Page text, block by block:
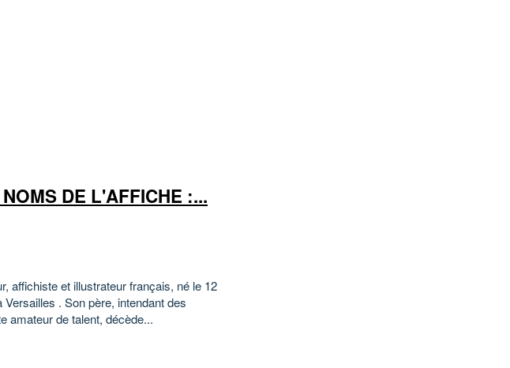
DE L'AFFICHE :...
affichiste et illustrateur français, né le 12
. Son père, intendant des
amateur de talent, décède...